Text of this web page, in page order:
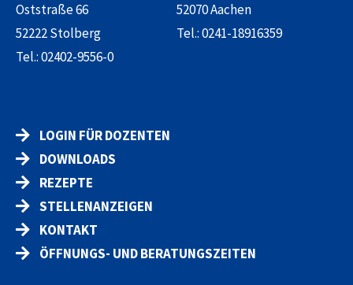
Oststraße 66
52222 Stolberg
Tel.:02402-9556-0
52070 Aachen
Tel.:0241-18916359
LOGIN FÜR DOZENTEN
DOWNLOADS
REZEPTE
STELLENANZEIGEN
KONTAKT
ÖFFNUNGS- UND BERATUNGSZEITEN